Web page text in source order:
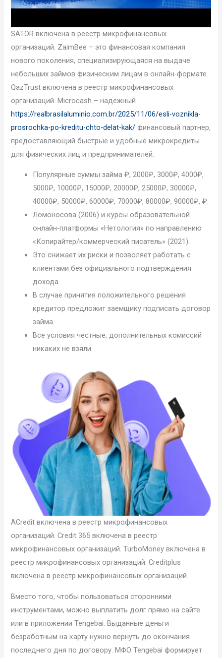
SATOR включена в реестр микрофинансовых
организаций. ZaimBee – это финансовая компания
нового поколения, специализирующаяся на выдаче
небольших займов физическим лицам в онлайн-формате.
QazTrust включена в реестр микрофинансовых
организаций. Microcash – надежный
https://realbrasilaluminio.com.br/2025/11/06/esli-voznikla-
prosrochka-po-kreditu-chto-delat-kak/ финансовый партнер,
предоставляющий быстрые и удобные микрокредиты
для физических лиц и предпринимателей.
Популярные суммы займа ₽, 2000₽, 3000₽, 4000₽,
5000₽, 10000₽, 15000₽, 20000₽, 25000₽, 30000₽,
40000₽, 50000₽, 60000₽, 70000₽, 80000₽, 90000₽, ₽.
Ломоносова (2006) и курсы образовательной
онлайн-платформы «Нетология» по направлению
«Копирайтер/коммерческий писатель» (2021).
Это снижает их риски и позволяет работать с
клиентами без официального подтверждения
дохода.
В случае принятия положительного решения
кредитор предложит заемщику подписать договор
займа.
Все условия честные, дополнительных комиссий
никаких не взяли.
ACredit включена в реестр микрофинансовых
организаций. Credit 365 включена в реестр
микрофинансовых организаций. TurboMoney включена в
реестр микрофинансовых организаций. Creditplus
включена в реестр микрофинансовых организаций.
Вместо того, чтобы пользоваться сторонними
инструментами, можно выплатить долг прямо на сайте
или в приложении Tengebai. Выданные деньги
безработным на карту нужно вернуть до окончания
последнего дня по договору. МФО Tengebai формирует